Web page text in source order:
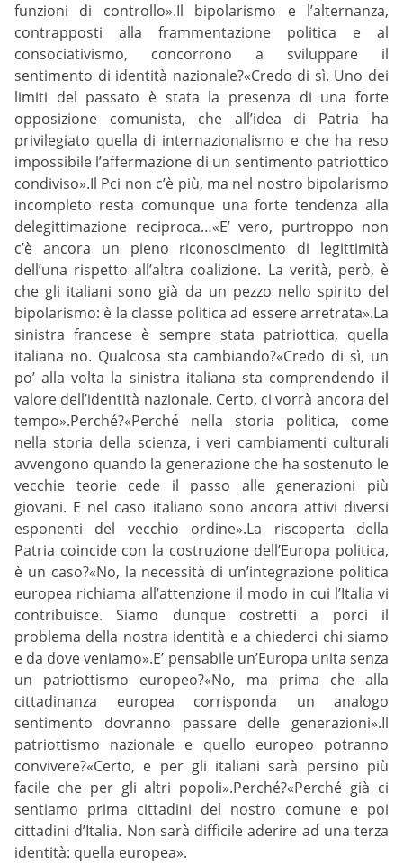
funzioni di controllo».Il bipolarismo e l’alternanza,
contrapposti alla frammentazione politica e al
consociativismo, concorrono a sviluppare il
sentimento di identità nazionale?«Credo di sì. Uno dei
limiti del passato è stata la presenza di una forte
opposizione comunista, che all’idea di Patria ha
privilegiato quella di internazionalismo e che ha reso
impossibile l’affermazione di un sentimento patriottico
condiviso».Il Pci non c’è più, ma nel nostro bipolarismo
incompleto resta comunque una forte tendenza alla
delegittimazione reciproca…«E’ vero, purtroppo non
c’è ancora un pieno riconoscimento di legittimità
dell’una rispetto all’altra coalizione. La verità, però, è
che gli italiani sono già da un pezzo nello spirito del
bipolarismo: è la classe politica ad essere arretrata».La
sinistra francese è sempre stata patriottica, quella
italiana no. Qualcosa sta cambiando?«Credo di sì, un
po’ alla volta la sinistra italiana sta comprendendo il
valore dell’identità nazionale. Certo, ci vorrà ancora del
tempo».Perché?«Perché nella storia politica, come
nella storia della scienza, i veri cambiamenti culturali
avvengono quando la generazione che ha sostenuto le
vecchie teorie cede il passo alle generazioni più
giovani. E nel caso italiano sono ancora attivi diversi
esponenti del vecchio ordine».La riscoperta della
Patria coincide con la costruzione dell’Europa politica,
è un caso?«No, la necessità di un’integrazione politica
europea richiama all’attenzione il modo in cui l’Italia vi
contribuisce. Siamo dunque costretti a porci il
problema della nostra identità e a chiederci chi siamo
e da dove veniamo».E’ pensabile un’Europa unita senza
un patriottismo europeo?«No, ma prima che alla
cittadinanza europea corrisponda un analogo
sentimento dovranno passare delle generazioni».Il
patriottismo nazionale e quello europeo potranno
convivere?«Certo, e per gli italiani sarà persino più
facile che per gli altri popoli».Perché?«Perché già ci
sentiamo prima cittadini del nostro comune e poi
cittadini d’Italia. Non sarà difficile aderire ad una terza
identità: quella europea».